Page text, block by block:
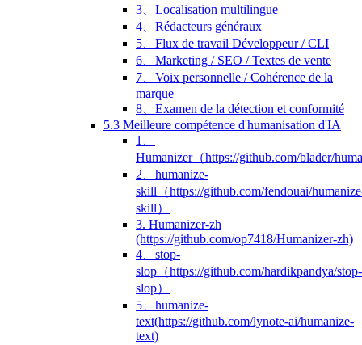
3、Localisation multilingue
4、Rédacteurs généraux
5、Flux de travail Développeur / CLI
6、Marketing / SEO / Textes de vente
7、Voix personnelle / Cohérence de la
marque
8、Examen de la détection et conformité
5.3 Meilleure compétence d'humanisation d'IA
1、
Humanizer（https://github.com/blader/
2、humanize-
skill（https://github.com/fendouai/
skill）
3. Humanizer-zh
(https://github.com/op7418/Humanizer-zh)
4、stop-
slop（https://github.com/hardikpandya/stop-
slop）
5、humanize-
text(https://github.com/lynote-ai/humanize-
text)